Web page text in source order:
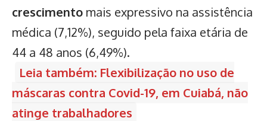
crescimento mais expressivo na assistência
médica (7,12%), seguido pela faixa etária de
44 a 48 anos (6,49%).
Leia também: Flexibilização no uso de
máscaras contra Covid-19, em Cuiabá, não
atinge trabalhadores